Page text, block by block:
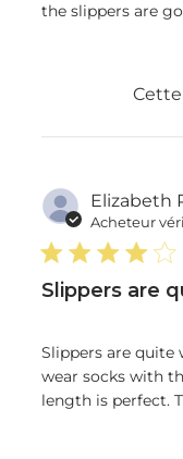
the slippers are
Elizabeth
Acheteur
Slippers are
Slippers are quite
wear socks with
length is perfect.